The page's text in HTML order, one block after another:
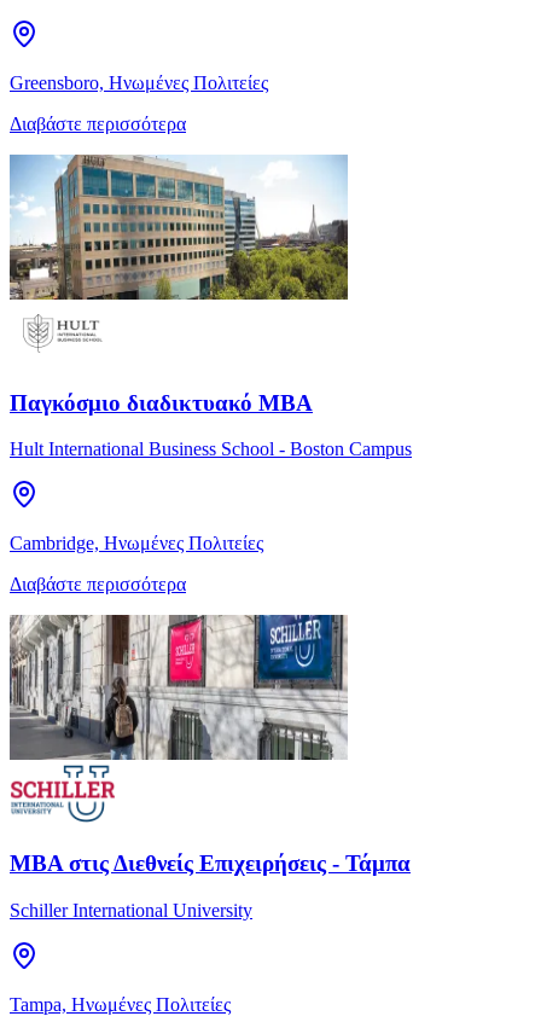
Greensboro, Ηνωμένες Πολιτείες
Διαβάστε περισσότερα
Παγκόσμιο διαδικτυακό MBA
Hult International Business School - Boston Campus
Cambridge, Ηνωμένες Πολιτείες
Διαβάστε περισσότερα
MBA στις Διεθνείς Επιχειρήσεις - Τάμπα
Schiller International University
Tampa, Ηνωμένες Πολιτείες